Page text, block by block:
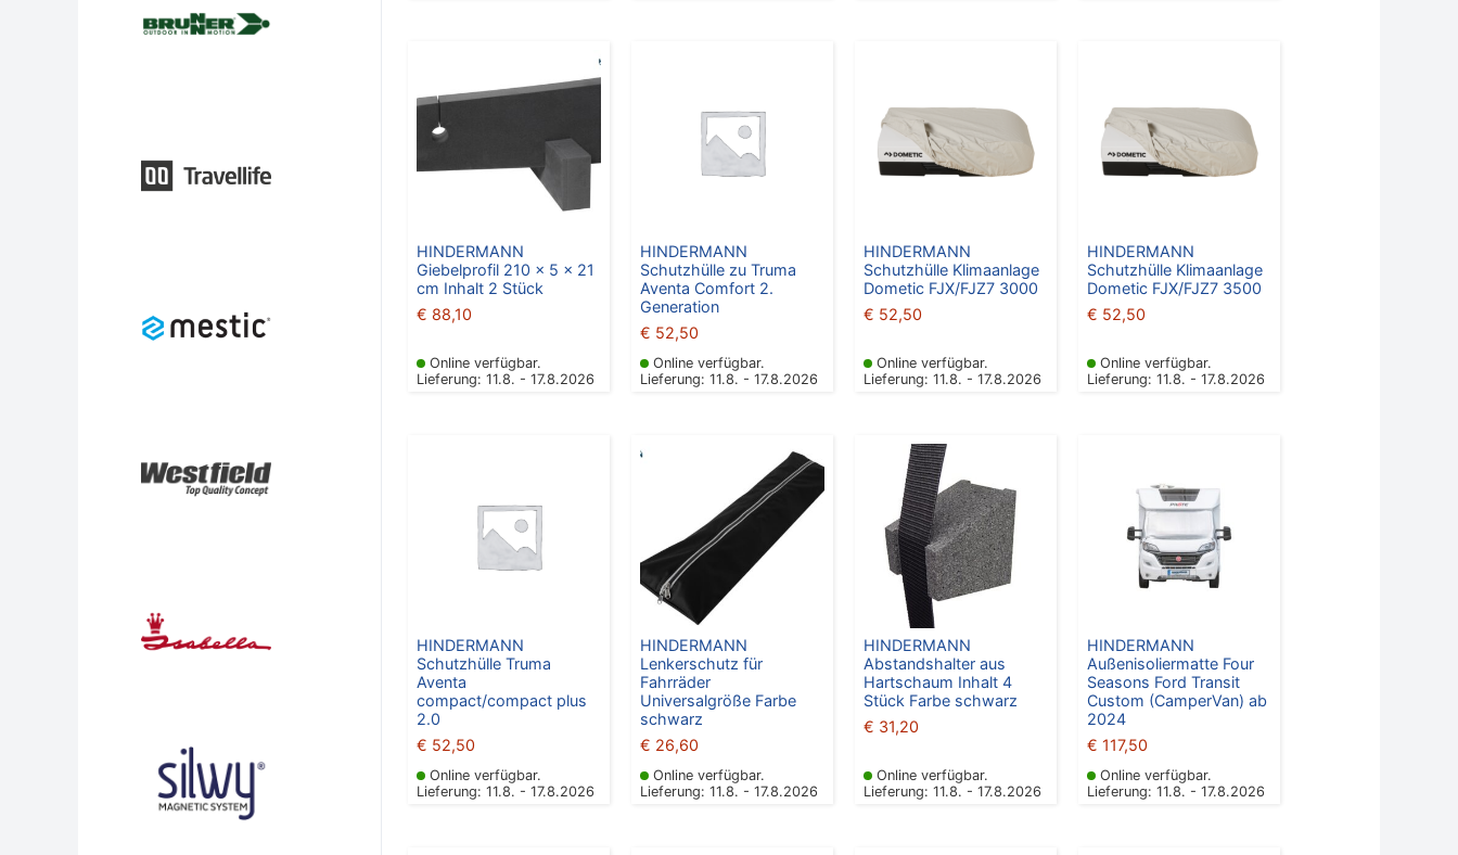
HINDERMANN
Giebelprofil 210 x 5 x 21
cm Inhalt 2 Stück
€ 88,10
Online verfügbar.
Lieferung: 11.8. - 17.8.2026
HINDERMANN
Schutzhülle zu Truma
Aventa Comfort 2.
Generation
€ 52,50
Online verfügbar.
Lieferung: 11.8. - 17.8.2026
HINDERMANN
Schutzhülle Klimaanlage
Dometic FJX/FJZ7 3000
€ 52,50
Online verfügbar.
Lieferung: 11.8. - 17.8.2026
HINDERMANN
Schutzhülle Klimaanlage
Dometic FJX/FJZ7 3500
€ 52,50
Online verfügbar.
Lieferung: 11.8. - 17.8.2026
HINDERMANN
Schutzhülle Truma
Aventa
compact/compact plus
2.0
€ 52,50
Online verfügbar.
Lieferung: 11.8. - 17.8.2026
HINDERMANN
Lenkerschutz für
Fahrräder
Universalgröße Farbe
schwarz
€ 26,60
Online verfügbar.
Lieferung: 11.8. - 17.8.2026
HINDERMANN
Abstandshalter aus
Hartschaum Inhalt 4
Stück Farbe schwarz
€ 31,20
Online verfügbar.
Lieferung: 11.8. - 17.8.2026
HINDERMANN
Außenisoliermatte Four
Seasons Ford Transit
Custom (CamperVan) ab
2024
€ 117,50
Online verfügbar.
Lieferung: 11.8. - 17.8.2026